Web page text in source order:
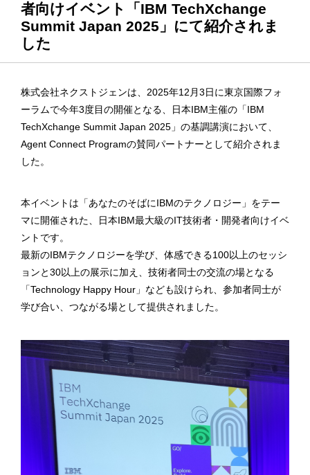
者向けイベント「IBM TechXchange
Summit Japan 2025」にて紹介されま
した
株式会社ネクストジェンは、2025年12月3日に東京国際フォ
ーラムで今年3度目の開催となる、日本IBM主催の「IBM
TechXchange Summit Japan 2025」の基調講演において、
Agent Connect Programの賛同パートナーとして紹介されま
した。
本イベントは「あなたのそばにIBMのテクノロジー」をテー
マに開催された、日本IBM最大級のIT技術者・開発者向けイベ
ントです。
最新のIBMテクノロジーを学び、体感できる100以上のセッシ
ョンと30以上の展示に加え、技術者同士の交流の場となる
「Technology Happy Hour」なども設けられ、参加者同士が
学び合い、つながる場として提供されました。